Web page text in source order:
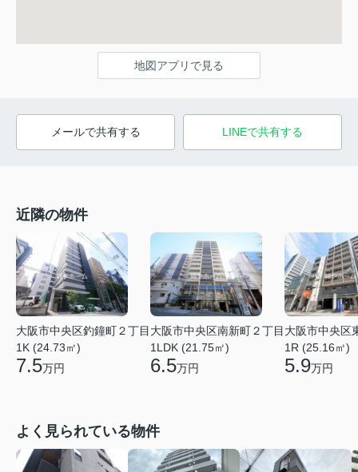
地図アプリで見る
メールで共有する LINEで共有する
近隣の物件
大阪市中央区釣鐘町２丁目
1K (24.73㎡)
7.5万円
大阪市中央区南新町２丁目
1LDK (21.75㎡)
6.5万円
大阪市中央区
1R (25.16㎡)
5.9万円
よく見られている物件